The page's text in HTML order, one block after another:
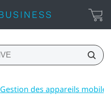
Gestion des appareils